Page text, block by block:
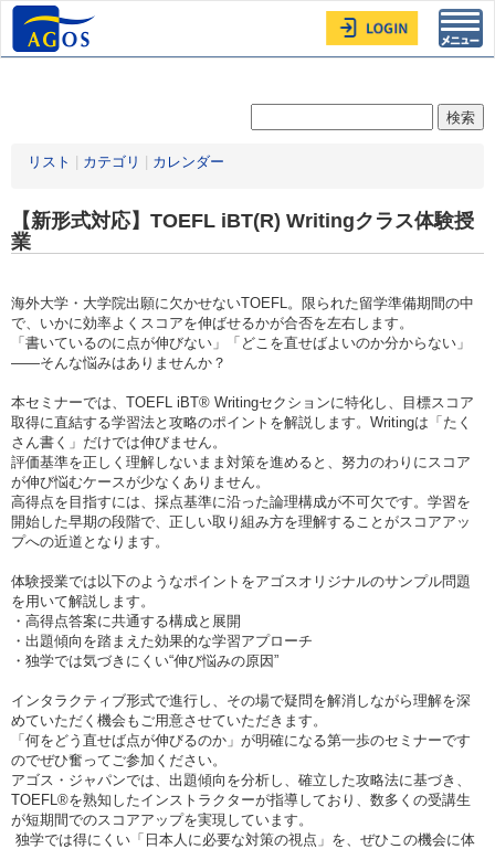
リスト カテゴリ カレンダー
【新形式対応】TOEFL iBT(R) Writingクラス体験授
業
海外大学・大学院出願に欠かせないTOEFL。限られた留学準備期間の中
で、いかに効率よくスコアを伸ばせるかが合否を左右します。
「書いているのに点が伸びない」「どこを直せばよいのか分からない」
――そんな悩みはありませんか？
本セミナーでは、TOEFL iBT® Writingセクションに特化し、目標スコア
取得に直結する学習法と攻略のポイントを解説します。Writingは「たく
さん書く」だけでは伸びません。
評価基準を正しく理解しないまま対策を進めると、努力のわりにスコア
が伸び悩むケースが少なくありません。
高得点を目指すには、採点基準に沿った論理構成が不可欠です。学習を
開始した早期の段階で、正しい取り組み方を理解することがスコアアッ
プへの近道となります。
体験授業では以下のようなポイントをアゴスオリジナルのサンプル問題
を用いて解説します。
・高得点答案に共通する構成と展開
・出題傾向を踏まえた効果的な学習アプローチ
・独学では気づきにくい“伸び悩みの原因”
インタラクティブ形式で進行し、その場で疑問を解消しながら理解を深
めていただく機会もご用意させていただきます。
「何をどう直せば点が伸びるのか」が明確になる第一歩のセミナーです
のでぜひ奮ってご参加ください。
アゴス・ジャパンでは、出題傾向を分析し、確立した攻略法に基づき、
TOEFL®を熟知したインストラクターが指導しており、数多くの受講生
が短期間でのスコアアップを実現しています。
独学では得にくい「日本人に必要な対策の視点」を、ぜひこの機会に体